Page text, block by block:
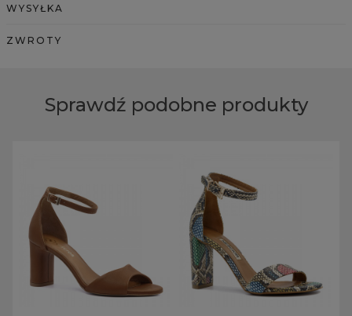
WYSYŁKA
ZWROTY
Sprawdź podobne produkty